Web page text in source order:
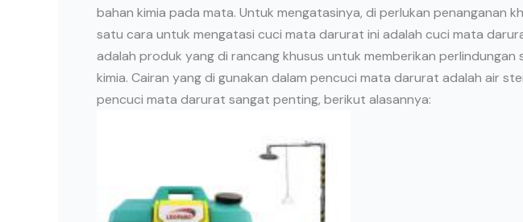
bahan kimia pada mata. Untuk mengatasinya, di perlukan penanganan
satu cara untuk mengatasi cuci mata darurat ini adalah cuci mata
adalah produk yang di rancang khusus untuk memberikan
kimia. Cairan yang di gunakan dalam pencuci mata darurat adalah air
pencuci mata darurat sangat penting, berikut alasannya: